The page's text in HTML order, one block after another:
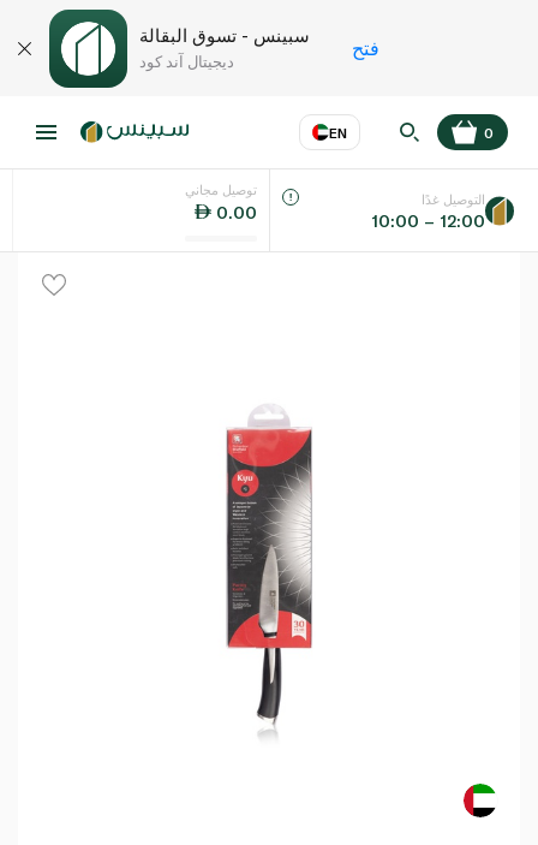
سبينس - تسوق البقالة
ديجيتال آند كود
فتح
EN
اللغة عر
0
توصيل مجاني
0.00
التوصيل غدًا
10:00 – 12:00